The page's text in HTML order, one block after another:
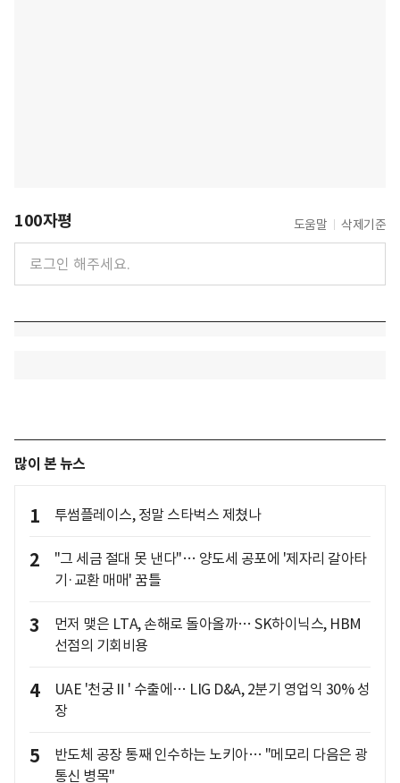
100자평 도움말 삭제기준
많이 본 뉴스
1 투썸플레이스, 정말 스타벅스 제쳤나
2
"그 세금 절대 못 낸다"… 양도세 공포에 '제자리 갈아타
기·교환 매매' 꿈틀
3
먼저 맺은 LTA, 손해로 돌아올까… SK하이닉스, HBM
선점의 기회비용
4
UAE '천궁Ⅱ' 수출에… LIG D&A, 2분기 영업익 30% 성
장
5
반도체 공장 통째 인수하는 노키아… "메모리 다음은 광
통신 병목"